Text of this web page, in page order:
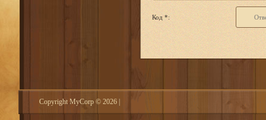
Код *:
Copyright MyCorp © 2026